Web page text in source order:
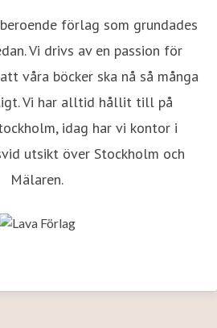
förlag som grundades
Vi drivs av en passion för
våra böcker ska nå så många
Vi har alltid hållit till på
idag har vi kontor i
utsikt över Stockholm och
Mälaren.